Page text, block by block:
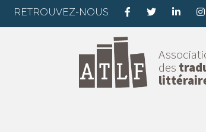
RETROUVEZ-NOUS
des